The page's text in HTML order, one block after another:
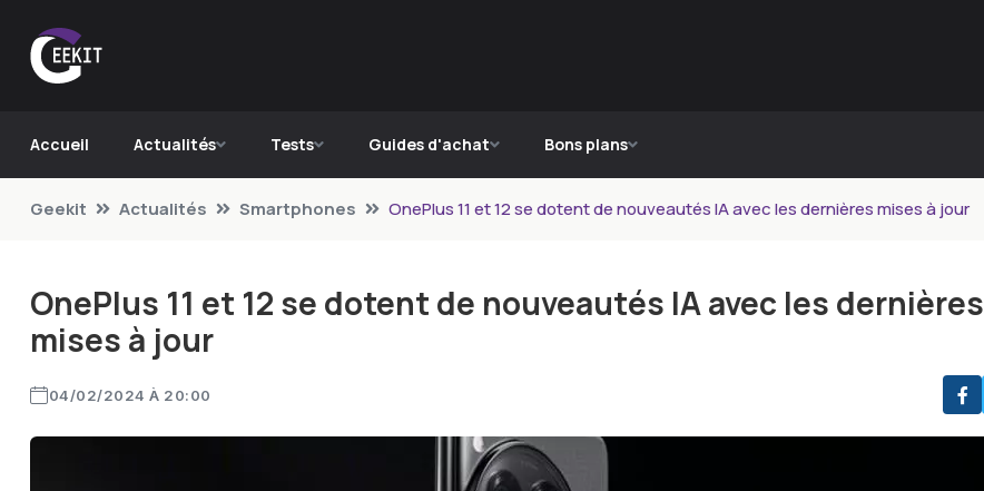
Accueil Actualités Tests Guides d'achat Bons plans
Geekit Actualités Smartphones OnePlus 11 et 12 se dotent de nouveautés IA avec les dernières mises à jour
OnePlus 11 et 12 se dotent de nouveautés IA avec les dernières
mises à jour
04/02/2024 À 20:00